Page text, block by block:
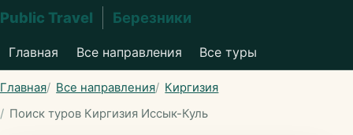
Public Travel Березники
Главная Все направления Все туры
Главная Все направления
Киргизия
Поиск туров Киргизия Иссык-Куль